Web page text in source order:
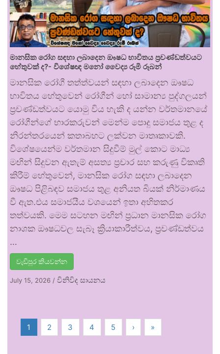
මානසික රෝග සඳහා ලබාදෙන ඖෂධ භාවිතය ප්‍රචණ්ඩත්වයට
හේතුවක් ද?- විශේෂඥ මනෝ වෛද්‍ය රූමි රූබන්
මානසික රෝගී තත්ත්වයන් සඳහා ලබාදෙන ඖෂධ
භාවිතය හේතුවෙන් රෝගීන් හෝ සාමාන්‍ය පුද්ගලයන්
ප්‍රචණ්ඩත්වයට යොමු විය හැකි ද යන්න වර්තමානයේ
රෝගීන්ගේ භාරකරුවන් මෙන්ම පොදු සමාජය තුළ ද
නිරන්තරයෙන් කතාබහට ලක්වන මාතෘකාවකි.
විශේෂයෙන්ම වර්තමාන සිදුවීම් මුල් කොට මාධ්‍ය
මඟින් සිදුවන ඇතැම් අසත්‍ය ප්‍රචාර සහ කරුණු විකෘති
කිරීම් හේතුවෙන්, මානසික රෝග සඳහා ලබාදෙන
ඖෂධ පිළිබඳව සමාජය තුළ අනියත බියක් නිර්මාණය
වී ඇත.එය සමාජයීය වශයෙන් ඉතා අහිතකර
තත්වයකි. මෙම සටහන මඟින් ප්‍රධාන මානසික රෝග
නාශක ඖෂධවල සැබෑ ක්‍රියාකාරීත්වය, ප්‍රචණ්ඩත්වය
…
වැඩිපුර කියවන්න
July 15, 2026 / විනිවිද සායනය
1 2 3 4 5 › »